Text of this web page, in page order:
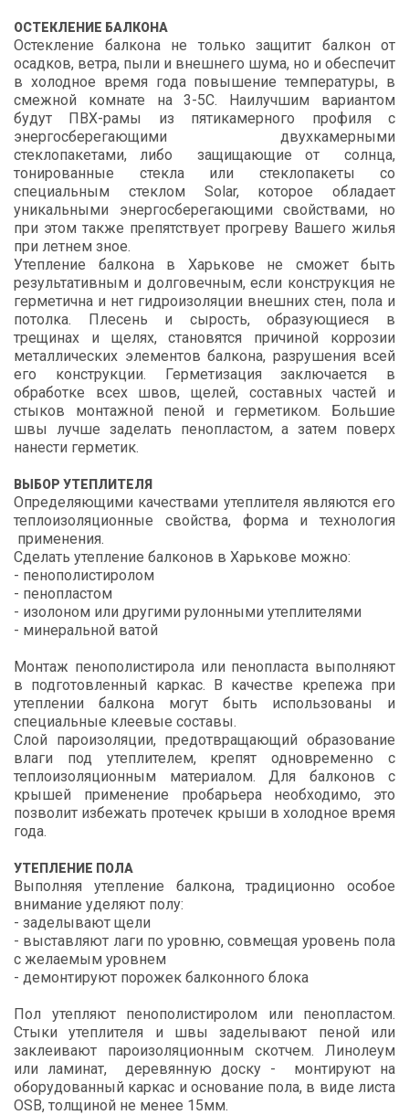
ОСТЕКЛЕНИЕ БАЛКОНА
Остекление балкона не только защитит балкон от
осадков, ветра, пыли и внешнего шума, но и обеспечит
в холодное время года повышение температуры, в
смежной комнате на 3-5С. Наилучшим вариантом
будут ПВХ-рамы из пятикамерного профиля с
энергосберегающими двухкамерными
стеклопакетами, либо защищающие от солнца,
тонированные стекла или стеклопакеты со
специальным стеклом Solar, которое обладает
уникальными энергосберегающими свойствами, но
при этом также препятствует прогреву Вашего жилья
при летнем зное.
Утепление балкона в Харькове не сможет быть
результативным и долговечным, если конструкция не
герметична и нет гидроизоляции внешних стен, пола и
потолка. Плесень и сырость, образующиеся в
трещинах и щелях, становятся причиной коррозии
металлических элементов балкона, разрушения всей
его конструкции. Герметизация заключается в
обработке всех швов, щелей, составных частей и
стыков монтажной пеной и герметиком. Большие
швы лучше заделать пенопластом, а затем поверх
нанести герметик.
ВЫБОР УТЕПЛИТЕЛЯ
Определяющими качествами утеплителя являются его
теплоизоляционные свойства, форма и технология
применения.
Сделать утепление балконов в Харькове можно:
- пенополистиролом
- пенопластом
- изолоном или другими рулонными утеплителями
- минеральной ватой
Монтаж пенополистирола или пенопласта выполняют
в подготовленный каркас. В качестве крепежа при
утеплении балкона могут быть использованы и
специальные клеевые составы.
Слой пароизоляции, предотвращающий образование
влаги под утеплителем, крепят одновременно с
теплоизоляционным материалом. Для балконов с
крышей применение пробарьера необходимо, это
позволит избежать протечек крыши в холодное время
года.
УТЕПЛЕНИЕ ПОЛА
Выполняя утепление балкона, традиционно особое
внимание уделяют полу:
- заделывают щели
- выставляют лаги по уровню, совмещая уровень пола
с желаемым уровнем
- демонтируют порожек балконного блока
Пол утепляют пенополистиролом или пенопластом.
Стыки утеплителя и швы заделывают пеной или
заклеивают пароизоляционным скотчем. Линолеум
или ламинат, деревянную доску - монтируют на
оборудованный каркас и основание пола, в виде листа
OSB, толщиной не менее 15мм.